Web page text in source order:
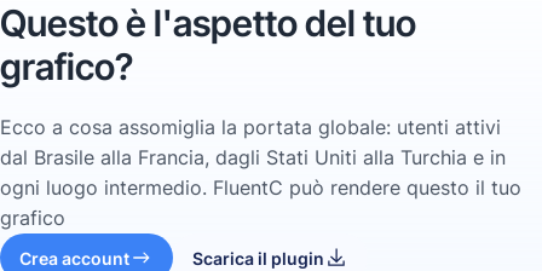
Questo è l'aspetto del tuo
grafico?
Ecco a cosa assomiglia la portata globale: utenti attivi
dal Brasile alla Francia, dagli Stati Uniti alla Turchia e in
ogni luogo intermedio. FluentC può rendere questo il tuo
grafico
Crea account Scarica il plugin